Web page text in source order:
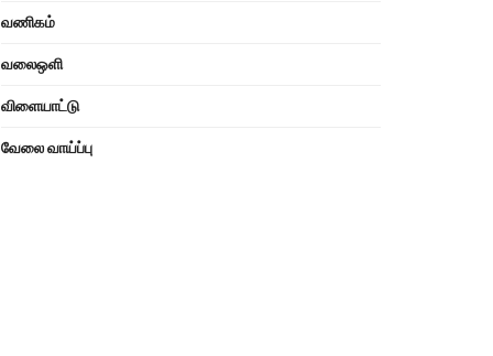
வணிகம்
வலைஒளி
விளையாட்டு
வேலை வாய்ப்பு